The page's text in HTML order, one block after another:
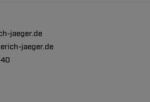
jaeger.de
jaeger.de